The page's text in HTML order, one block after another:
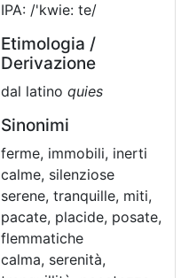
IPA: /'kwie: te/
Etimologia /
Derivazione
dal latino quies
Sinonimi
ferme, immobili, inerti
calme, silenziose
serene, tranquille, miti,
pacate, placide, posate,
flemmatiche
calma, serenità,